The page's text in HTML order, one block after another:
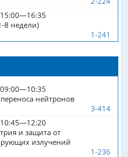
15:00—16:35
8 недели)
1-241
09:00—10:35
нейтронов
3-414
10:45—12:20
и защита от
излучений
1-236